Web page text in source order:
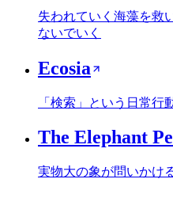
失われていく海藻を救
ないでいく
Ecosia
「検索」という日常行
The Elephant
実物大の象が問いかけ